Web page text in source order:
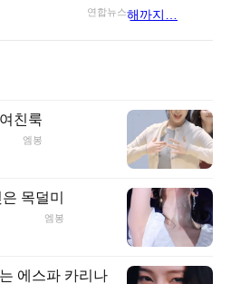
연합뉴스
친룩
엠봉
목덜미
엠봉
에스파 카리나